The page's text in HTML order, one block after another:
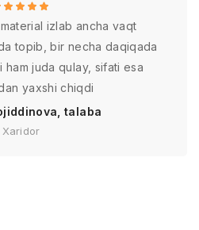
izlab ancha vaqt
topib, bir necha daqiqada
ham juda qulay, sifati esa
yaxshi chiqdi
talaba
Xaridor